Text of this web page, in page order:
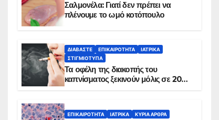
Σαλμονέλα: Γιατί δεν πρέπει να
πλένουμε το ωμό κοτόπουλο
ΔΙΑΒΆΣΤΕ ΕΠΙΚΑΙΡΌΤΗΤΑ
ΙΑΤΡΙΚΆ
ΣΤΙΓΜΙΌΤΥΠΑ
Τα οφέλη της διακοπής του
καπνίσματος ξεκινούν μόλις σε 20
ΕΠΙΚΑΙΡΌΤΗΤΑ ΙΑΤΡΙΚΆ ΚΥΡΙΑ ΑΡΘΡΑ